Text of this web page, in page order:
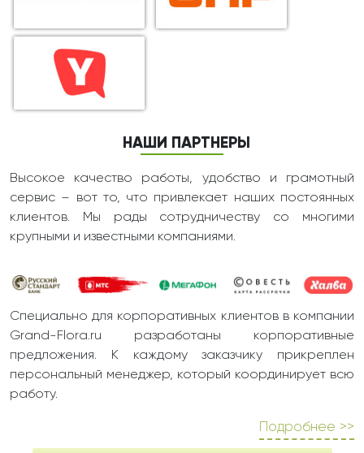
НАШИ ПАРТНЕРЫ
Высокое качество работы, удобство и грамотный
сервис – вот то, что привлекает наших постоянных
клиентов. Мы рады сотрудничеству со многими
крупными и известными компаниями.
Специально для корпоративных клиентов в компании
Grand-Flora.ru разработаны корпоративные
предложения. К каждому заказчику прикреплен
персональный менеджер, который координирует всю
работу.
Подробнее >>